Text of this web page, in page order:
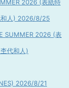
2026 (表紙特
和人) 2026/8/25
SUMMER 2026 (表
代和人)
2026/8/21